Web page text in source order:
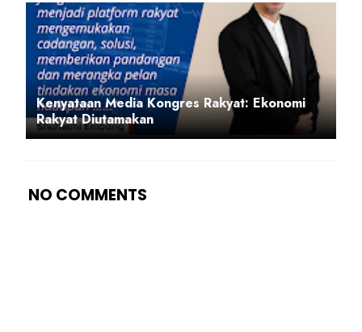
Kenyataan Media Kongres Rakyat: Ekonomi
Rakyat Diutamakan
NO COMMENTS